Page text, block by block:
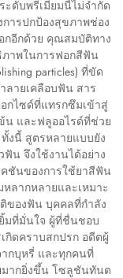
ดับพรีเมียมนี้ไม่จำกัด
ารปกป้องสุขภาพช่อง
กอีกด้วย คุณสมบัติทาง
าพในการฟอกสีฟัน
particles) ที่ขัด
ลายเคลือบฟัน สาร
กไซด์ที่แทรกซึมเข้าสู่
น และฟลูออไรด์ที่ช่วย
งนี้ สูตรหลายแบบยัง
ฟัน จึงใช้งานได้อย่าง
ชันของการใช้ยาสีฟัน
ลากหลายและเหมาะ
ของฟัน บุคคลที่กำลัง
มที่มั่นใจ ผู้ที่ชื่นชอบ
กิดคราบสกปรก อดีตผู้
ากบุหรี่ และทุกคนที่
มากยิ่งขึ้น โซลูชันทันต